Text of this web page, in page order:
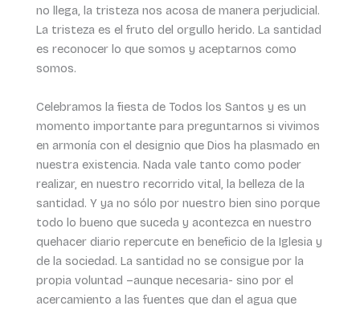
no llega, la tristeza nos acosa de manera perjudicial.
La tristeza es el fruto del orgullo herido. La santidad
es reconocer lo que somos y aceptarnos como
somos.
Celebramos la fiesta de Todos los Santos y es un
momento importante para preguntarnos si vivimos
en armonía con el designio que Dios ha plasmado en
nuestra existencia. Nada vale tanto como poder
realizar, en nuestro recorrido vital, la belleza de la
santidad. Y ya no sólo por nuestro bien sino porque
todo lo bueno que suceda y acontezca en nuestro
quehacer diario repercute en beneficio de la Iglesia y
de la sociedad. La santidad no se consigue por la
propia voluntad –aunque necesaria- sino por el
acercamiento a las fuentes que dan el agua que